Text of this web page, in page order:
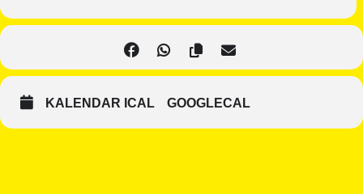
KALENDAR ICAL GOOGLECAL